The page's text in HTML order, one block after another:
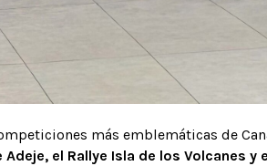
más emblemáticas de
Adeje, el Rallye Isla de los Volcanes y